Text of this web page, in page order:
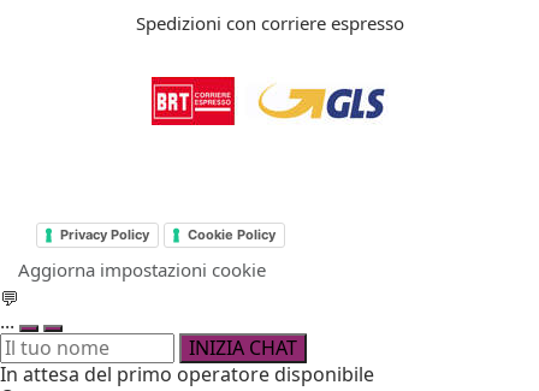
Spedizioni con corriere espresso
Privacy Policy Cookie Policy
Aggiorna impostazioni cookie
💬
...
INIZIA CHAT
In attesa del primo operatore disponibile